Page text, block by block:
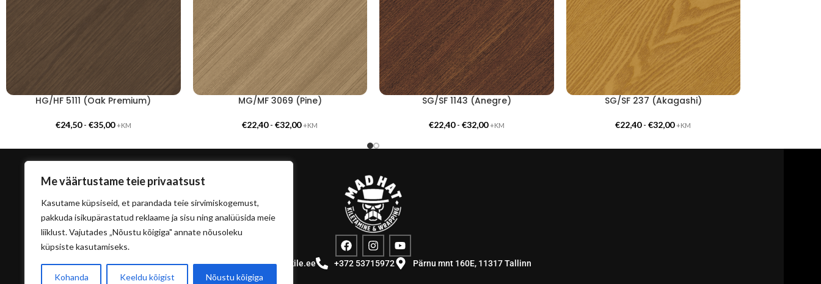
Me väärtustame teie privaatsust
Kasutame küpsiseid, et parandada teie sirvimiskogemust,
pakkuda isikupärastatud reklaame ja sisu ning analüüsida meie
liiklust. Vajutades „Nõustu kõigiga" annate nõusoleku
küpsiste kasutamiseks.
Kohanda Keeldu kõigist Nõustu kõigiga
HG/HF 5111 (Oak Premium)
€24,50- €35,00 +KM
MG/MF 3069 (Pine)
€22,40-€32,00 +KM
SG/SF 1143 (Anegre)
€22,40- €32,00 +KM
SG/SF 237 (Akagashi)
€22,40-€32,00 +KM
info@sisustuskile.ee +372 53715972 Pärnu mnt 160E, 11317 Tallinn